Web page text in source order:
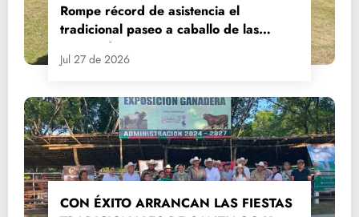
Rompe récord de asistencia el
tradicional paseo a caballo de las
Fiestas de Santiago y Santa Ana
Jul 27 de 2026
CON ÉXITO ARRANCAN LAS FIESTAS